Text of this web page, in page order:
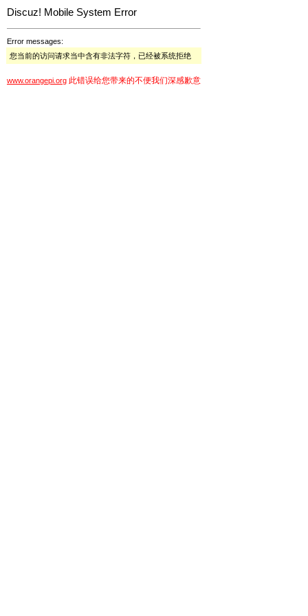
Discuz! Mobile System Error
Error messages:
您当前的访问请求当中含有非法字符，已经被系统拒绝
www.orangepi.org 此错误给您带来的不便我们深感歉意